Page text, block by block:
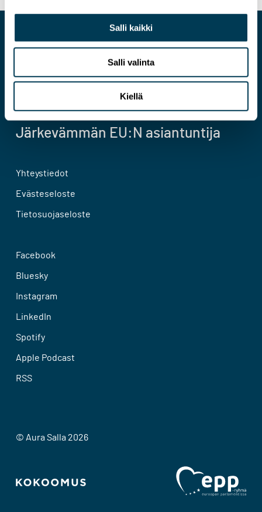
Salli kaikki
Salli valinta
Kiellä
Järkevämmän EU:N asiantuntija
Yhteystiedot
Evästeseloste
Tietosuojaseloste
Facebook
Bluesky
Instagram
LinkedIn
Spotify
Apple Podcast
RSS
© Aura Salla 2026